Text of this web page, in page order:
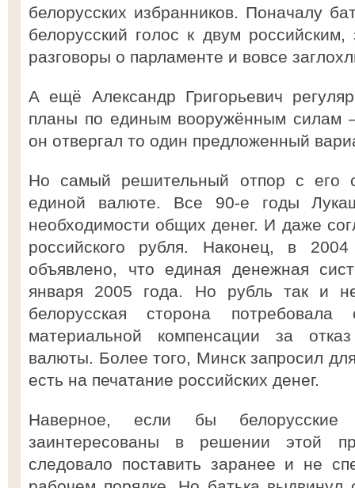
белорусских избранников. Поначалу
белорусский голос к двум
разговоры о парламенте и вовсе
А ещё Александр Григорьевич
планы по единым вооружённым силам
он отвергал то один предложенный
Но самый решительный отпор с его
единой валюте. Все 90-е годы
необходимости общих денег. И даже
российского рубля. Наконец, в
объявлено, что единая денежная
января 2005 года. Но рубль так и
белорусская сторона
материальной компенсации за
валюты. Более того, Минск запросил
есть на печатание российских денег.
Наверное, если бы белорусские
заинтересованы в решении этой
следовало поставить заранее и не